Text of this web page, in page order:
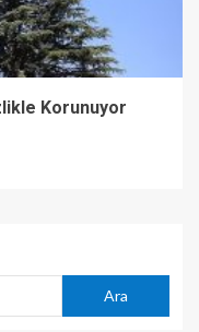
Korunuyor
Ara